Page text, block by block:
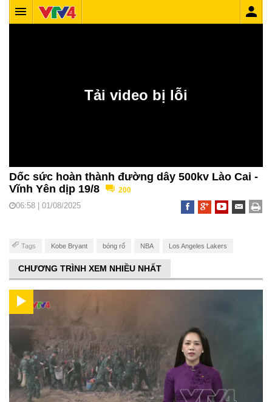
Dốc sức hoàn thành đường dây 500kv Lào Cai -
Vĩnh Yên dịp 19/8
200
06:58 | 01/08/2025
Tags Kobe Bryant bóng rổ NBA Los Angeles Lakers
CHƯƠNG TRÌNH XEM NHIỀU NHẤT